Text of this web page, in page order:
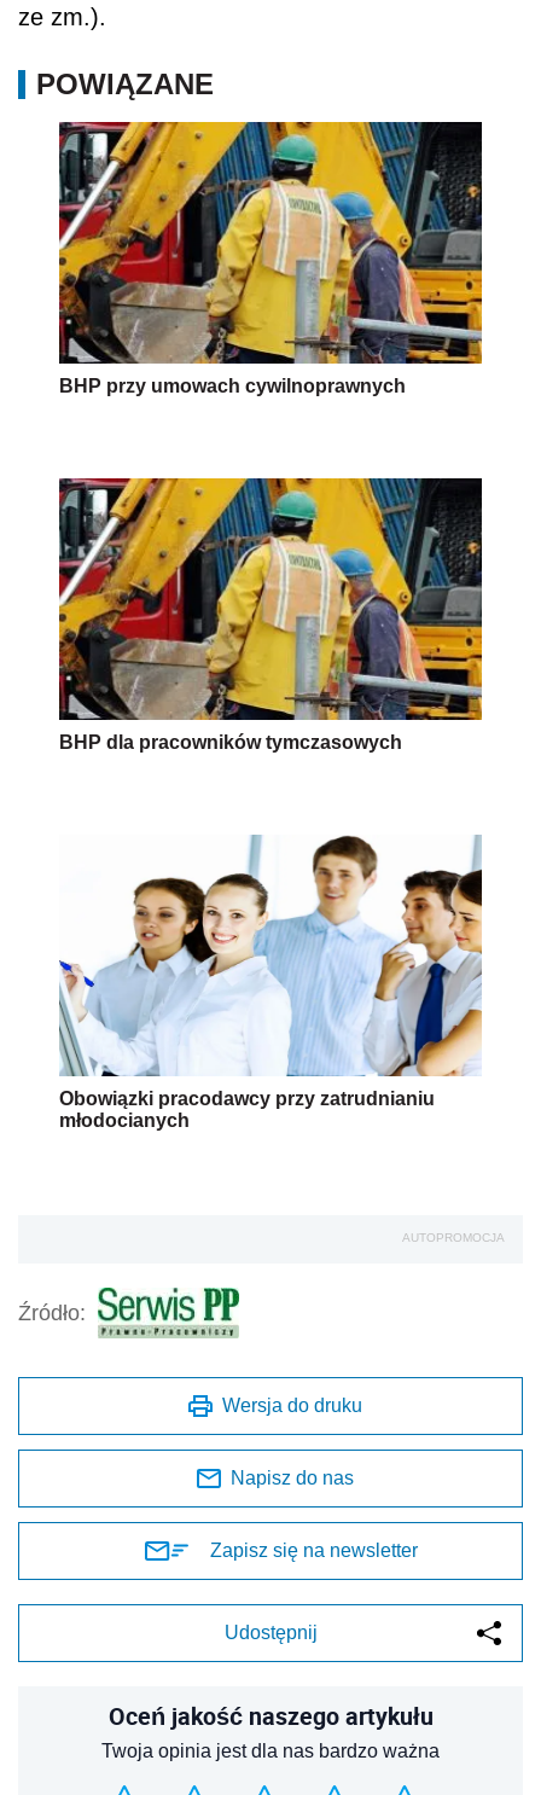
ze zm.).
POWIĄZANE
BHP przy umowach cywilnoprawnych
BHP dla pracowników tymczasowych
Obowiązki pracodawcy przy zatrudnianiu
młodocianych
AUTOPROMOCJA
Źródło:
Wersja do druku
Napisz do nas
Zapisz się na newsletter
Udostępnij
Oceń jakość naszego artykułu
Twoja opinia jest dla nas bardzo ważna